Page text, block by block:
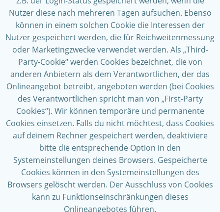
Nutzer diese nach mehreren Tagen aufsuchen. Ebenso
können in einem solchen Cookie die Interessen der
Nutzer gespeichert werden, die für Reichweitenmessung
oder Marketingzwecke verwendet werden. Als „Third-
Party-Cookie“ werden Cookies bezeichnet, die von
anderen Anbietern als dem Verantwortlichen, der das
Onlineangebot betreibt, angeboten werden (bei Cookies
des Verantwortlichen spricht man von „First-Party
Cookies“). Wir können temporäre und permanente
Cookies einsetzen. Falls du nicht möchtest, dass Cookies
auf deinem Rechner gespeichert werden, deaktiviere
bitte die entsprechende Option in den
Systemeinstellungen deines Browsers. Gespeicherte
Cookies können in den Systemeinstellungen des
Browsers gelöscht werden. Der Ausschluss von Cookies
kann zu Funktionseinschränkungen dieses
Onlineangebotes führen.